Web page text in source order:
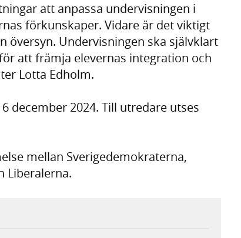
att anpassa undervisningen i
förkunskaper. Vidare är det viktigt
översyn. Undervisningen ska självklart
att främja elevernas integration och
Lotta Edholm.
december 2024. Till utredare utses
mellan Sverigedemokraterna,
Liberalerna.